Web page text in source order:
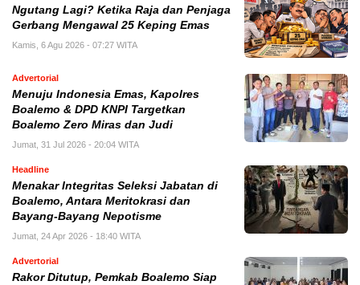
Ngutang Lagi? Ketika Raja dan Penjaga
Gerbang Mengawal 25 Keping Emas
Kamis, 6 Agu 2026 - 07:27 WITA
Advertorial
Menuju Indonesia Emas, Kapolres
Boalemo & DPD KNPI Targetkan
Boalemo Zero Miras dan Judi
Jumat, 31 Jul 2026 - 20:04 WITA
Headline
Menakar Integritas Seleksi Jabatan di
Boalemo, Antara Meritokrasi dan
Bayang-Bayang Nepotisme
Jumat, 24 Apr 2026 - 18:40 WITA
Advertorial
Rakor Ditutup, Pemkab Boalemo Siap